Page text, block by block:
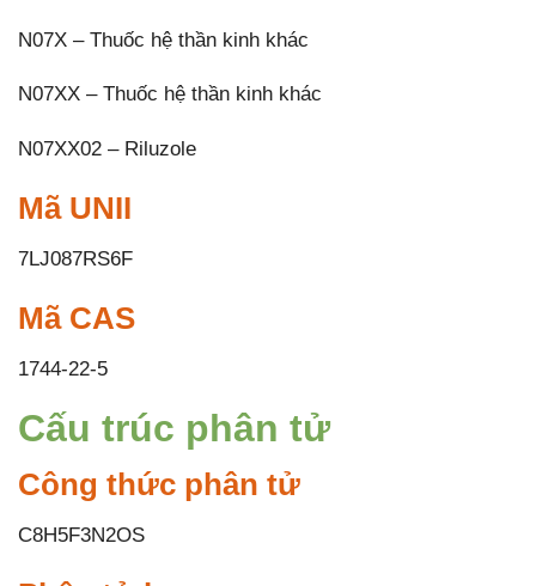
N07X – Thuốc hệ thần kinh khác
N07XX – Thuốc hệ thần kinh khác
N07XX02 – Riluzole
Mã UNII
7LJ087RS6F
Mã CAS
1744-22-5
Cấu trúc phân tử
Công thức phân tử
C8H5F3N2OS